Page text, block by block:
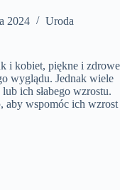
2024 Uroda
i kobiet, piękne i zdrowe
wyglądu. Jednak wiele
ich słabego wzrostu.
aby wspomóc ich wzrost